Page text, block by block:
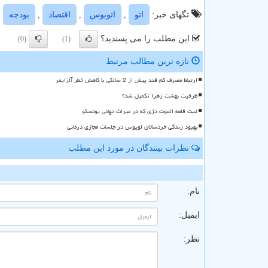
تگهای خبر: اتو اتوبوس اقتصاد بودجه
این مطلب را می پسندید؟ (1)
(0)
تازه ترین مطالب مرتبط
ارتباط مصرف کم قند پیش از 2 سالگی با کاهش خطر آلزایمر
ظرفیت بهشت زهرا تکمیل شد؟
ثبت قلعه الموت دژی که در میراث جهانی یونسکو
بهبود زندگی خردسالان لوپوس در جلسات مجازی درمانی
نظرات بینندگان در مورد این مطلب
نام:
ایمیل:
نظر: